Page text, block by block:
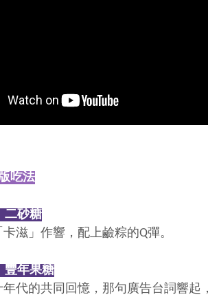
吃法
二砂糖
滋」作響，配上鹼粽的Q彈。
豐年果糖
代的共同回憶，那句廣告台詞響